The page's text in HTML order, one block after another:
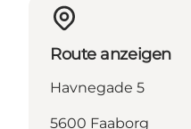
Route anzeigen
Havnegade 5
5600 Faaborg